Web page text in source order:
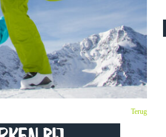
Terug